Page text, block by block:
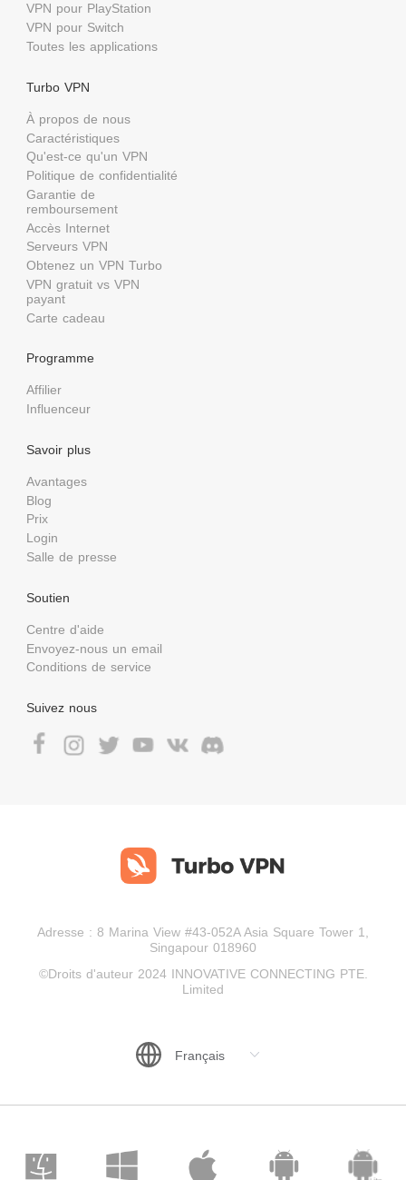
VPN pour PlayStation
VPN pour Switch
Toutes les applications
Turbo VPN
À propos de nous
Caractéristiques
Qu'est-ce qu'un VPN
Politique de confidentialité
Garantie de
remboursement
Accès Internet
Serveurs VPN
Obtenez un VPN Turbo
VPN gratuit vs VPN
payant
Carte cadeau
Programme
Affilier
Influenceur
Savoir plus
Avantages
Blog
Prix
Login
Salle de presse
Soutien
Centre d'aide
Envoyez-nous un email
Conditions de service
Suivez nous
Adresse : 8 Marina View #43-052A Asia Square Tower 1,
Singapour 018960
©Droits d'auteur 2024 INNOVATIVE CONNECTING PTE.
Limited